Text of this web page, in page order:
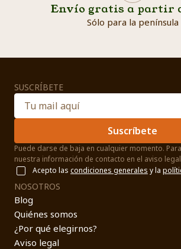
Envío gratis a partir
Sólo para la península
SUSCRÍBETE
Suscríbete
Puede darse de baja en cualquier momento.
nuestra información de contacto en el aviso
Acepto las condiciones generales y la
NOSOTROS
Blog
Quiénes somos
¿Por qué elegirnos?
Aviso legal